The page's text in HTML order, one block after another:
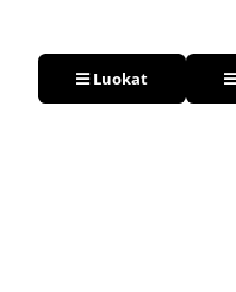
ympäristöystävällisiä ja
tuotantomenetelmiä.
siihen on lisätty
Luokat